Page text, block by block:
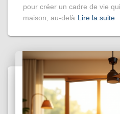
pour créer un cadre de vie
maison, au-delà Lire la suite